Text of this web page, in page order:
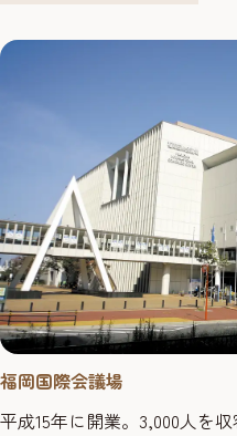
福岡国際会議場
平成15年に開業。3,000人を